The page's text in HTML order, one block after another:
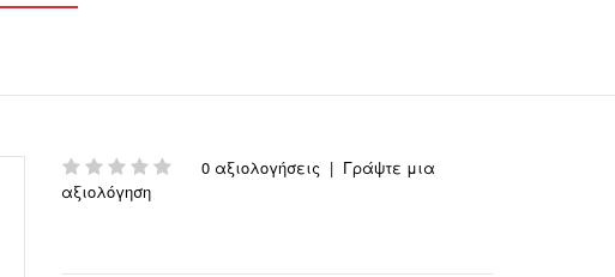
0 αξιολογήσεις | Γράψτε μια
αξιολόγηση